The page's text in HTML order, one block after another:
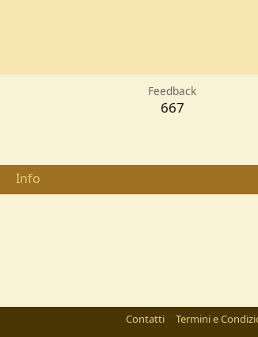
Feedback
667
Info
Contatti Termini e